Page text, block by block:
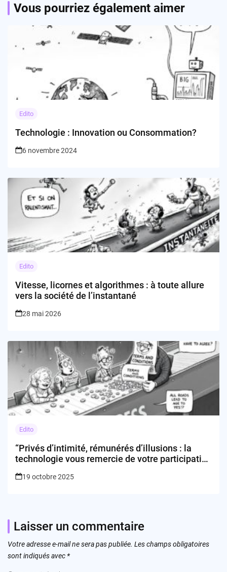
Vous pourriez également aimer
Edito
Technologie : Innovation ou Consommation?
6 novembre 2024
Edito
Vitesse, licornes et algorithmes : à toute allure
vers la société de l’instantané
28 mai 2026
Edito
“Privés d’intimité, rémunérés d’illusions : la
technologie vous remercie de votre participation
19 octobre 2025
Laisser un commentaire
Votre adresse e-mail ne sera pas publiée. Les champs obligatoires
sont indiqués avec *